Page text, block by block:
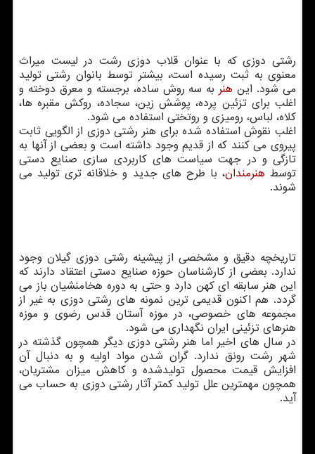
رشتی دوزی که با عنوان قلاب دوزی رشت در لیست میراث
معنوی به ثبت رسیده است، بیشتر توسط بانوان رشتی تولید
می شود. این هنر به سه روش ساده، برجسته و معرق دوخته و
اغلب برای تزئین پرده، پوشش زین، سجاده، روکش مقبره ها،
کلاه، لباس، رومیزی و روتختی استفاده می شود.
اغلب نقوش استفاده شده برای هنر رشتی دوزی از الگویی ثابت
پیروی می کنند که از قدیم وجود داشته است و بعضی از آنها به
تازگی و در جهت سیاست های کاربردی سازی صنایع دستی
توسط هنرمندان، با طرح های جدید و خلاقانه تری تولید می
شوند.
تاریخچه دقیق و مشخصی از پیشینه رشتی دوزی گیلان وجود
ندارد. بعضی از کارشناسان حوزه صنایع دستی اعتقاد دارند که
این هنر سابقه ای کهن دارد و حتی به دوره هخامنشیان باز می
گردد. هم اکنون قدیمی ترین نمونه های رشتی دوزی به غیر از
مجموعه های خصوصی، در موزه آستان قدس رضوی و موزه
هنرهای تزئینی ایران نگهداری می شود.
در سال های اخیر اما هنر رشتی دوزی دیگر همچون گذشته در
شهر رشت رونق ندارد. گران شدن مواد اولیه و به دنبال آن
افزایش قیمت محصول تولیدشده و کاهش میزان مشتریان،
همچون مهمترین علل تولید کمتر آثار رشتی دوزی به حساب می
آید.